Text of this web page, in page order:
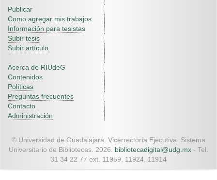
Publicar
Como agregar mis trabajos
Información para tesistas
Subir tesis
Subir artículo
Acerca de RIUdeG
Contenidos
Políticas
Preguntas frecuentes
Contacto
Administración
© Universidad de Guadalajara. Vicerrectoría Ejecutiva. Sistema
Universitario de Bibliotecas. 2026. bibliotecadigital@udg.mx - Tel.
31 34 22 77 ext. 11959, 11924, 11914